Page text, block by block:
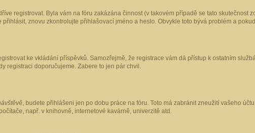
registrovat. Byla vám na fóru zakázána činnost (v takovém případě se tato skutečnost
znovu zkontrolujte přihlašovací jméno a heslo. Obvykle toto bývá problém a
ke vkládání příspěvků. Samozřejmě, že registrace vám dá přístup k ostatním
registraci doporučujeme. Zabere to jen pár chvil.
, budete přihlášeni jen po dobu práce na fóru. Toto má zabránit zneužití vašeho
např. v knihovně, internetové kavárně, univerzitě atd.